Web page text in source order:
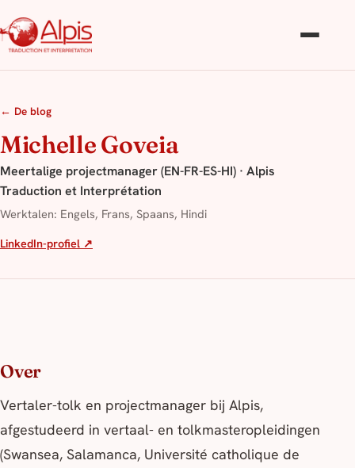
← De blog
Michelle Goveia
Meertalige projectmanager (EN-FR-ES-HI) · Alpis
Traduction et Interprétation
Werktalen: Engels, Frans, Spaans, Hindi
LinkedIn-profiel ↗
Over
Vertaler-tolk en projectmanager bij Alpis,
afgestudeerd in vertaal- en tolkmasteropleidingen
(Swansea, Salamanca, Université catholique de